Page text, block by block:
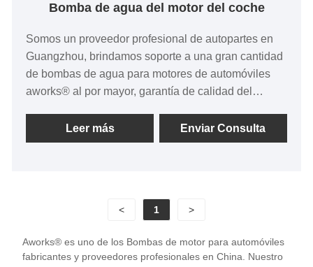
Bomba de agua del motor del coche
Somos un proveedor profesional de autopartes en
Guangzhou, brindamos soporte a una gran cantidad
de bombas de agua para motores de automóviles
aworks® al por mayor, garantía de calidad del
entrega rápido, ¡esperamos cooperar con usted!
Leer más Enviar Consulta
< 1 >
Aworks® es uno de los Bombas de motor para automóviles
fabricantes y proveedores profesionales en China. Nuestro